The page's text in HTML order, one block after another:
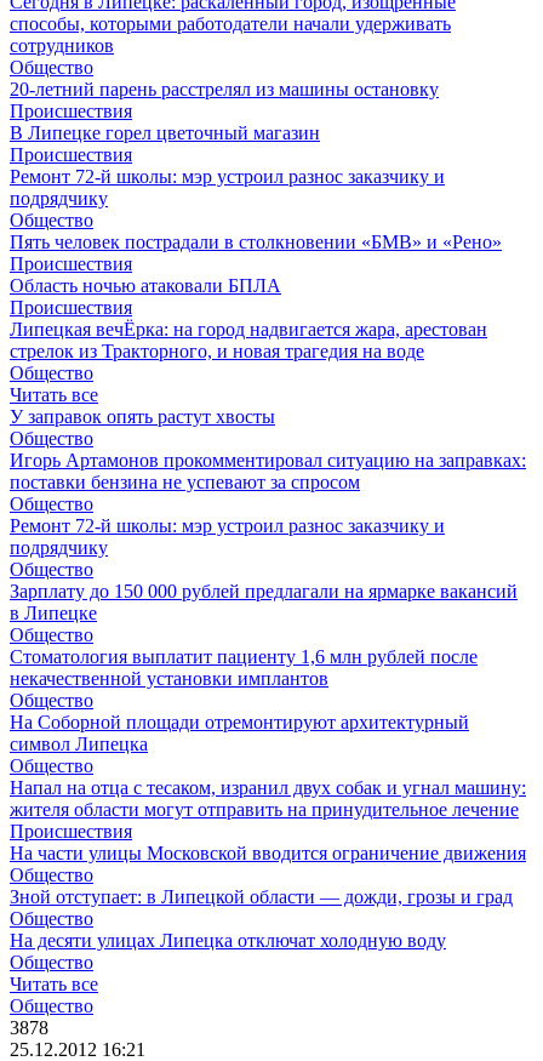
способы, которыми работодатели начали удерживать
сотрудников
Общество
20-летний парень расстрелял из машины остановку
Происшествия
В Липецке горел цветочный магазин
Происшествия
Ремонт 72‑й школы: мэр устроил разнос заказчику и
подрядчику
Общество
Пять человек пострадали в столкновении «БМВ» и «Рено»
Происшествия
Область ночью атаковали БПЛА
Происшествия
Липецкая вечЁрка: на город надвигается жара, арестован
стрелок из Тракторного, и новая трагедия на воде
Общество
Читать все
У заправок опять растут хвосты
Общество
Игорь Артамонов прокомментировал ситуацию на заправках:
поставки бензина не успевают за спросом
Общество
Ремонт 72‑й школы: мэр устроил разнос заказчику и
подрядчику
Общество
Зарплату до 150 000 рублей предлагали на ярмарке вакансий
в Липецке
Общество
Стоматология выплатит пациенту 1,6 млн рублей после
некачественной установки имплантов
Общество
На Соборной площади отремонтируют архитектурный
символ Липецка
Общество
Напал на отца с тесаком, изранил двух собак и угнал машину:
жителя области могут отправить на принудительное лечение
Происшествия
На части улицы Московской вводится ограничение движения
Общество
Зной отступает: в Липецкой области — дожди, грозы и град
Общество
На десяти улицах Липецка отключат холодную воду
Общество
Читать все
Общество
3878
25.12.2012 16:21